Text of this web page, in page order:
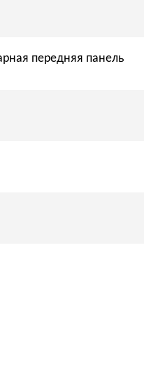
передняя панель